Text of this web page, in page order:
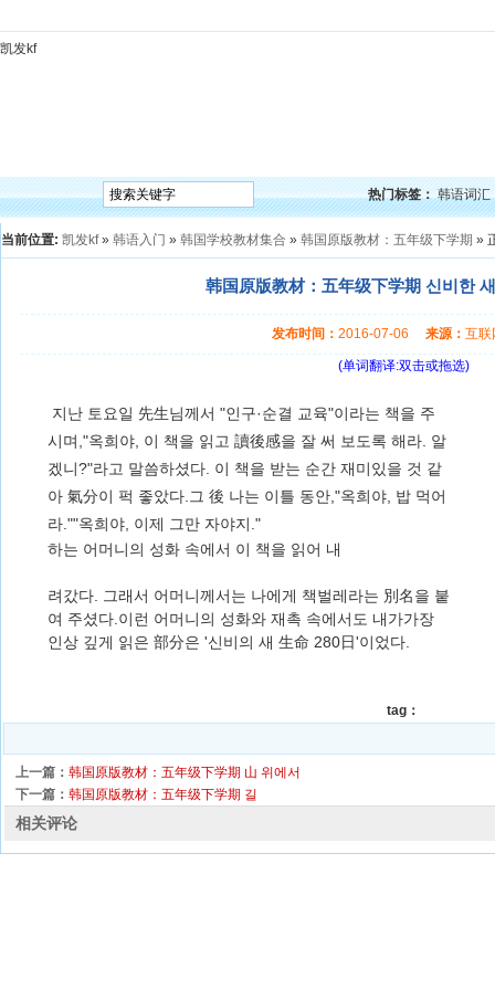
凯发kf
热门标签： 韩语词汇
当前位置: 凯发kf» 韩语入门 » 韩国学校教材集合 » 韩国原版教材：五年级下学期 »
韩国原版教材：五年级下学期 신비한
发布时间： 2016-07-06 来源： 互
(单词翻译:双击或拖选)
지난 토요일 先生님께서 "인구·순결 교육"이라는 책을 주
시며,"옥희야, 이 책을 읽고 讀後感을 잘 써 보도록 해라. 알
겠니?"라고 말씀하셨다. 이 책을 받는 순간 재미있을 것 같
아 氣分이 퍽 좋았다.그 後 나는 이틀 동안,"옥희야, 밥 먹어
라.""옥희야, 이제 그만 자야지."
하는 어머니의 성화 속에서 이 책을 읽어 내
려갔다. 그래서 어머니께서는 나에게 책벌레라는 別名을 붙
여 주셨다.이런 어머니의 성화와 재촉 속에서도 내가가장
인상 깊게 읽은 部分은 '신비의 새 生命 280日'이었다.
tag：
上一篇： 韩国原版教材：五年级下学期 山 위에서
下一篇： 韩国原版教材：五年级下学期 길
相关评论